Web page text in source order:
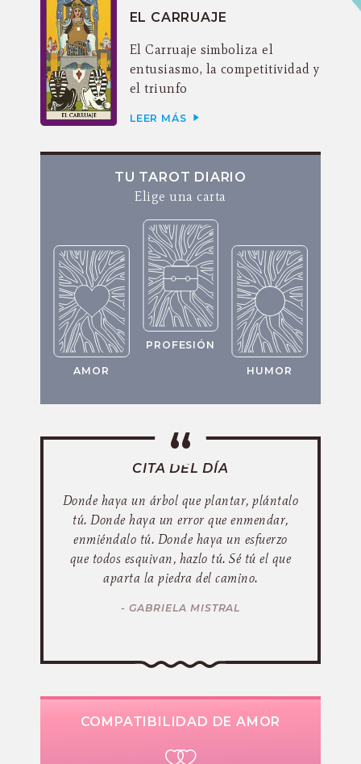
EL CARRUAJE
El Carruaje simboliza el
entusiasmo, la competitividad y
el triunfo
LEER MÁS
TU TAROT DIARIO
Elige una carta
AMOR
PROFESIÓN
HUMOR
CITA DEL DÍA
Donde haya un árbol que plantar, plántalo
tú. Donde haya un error que enmendar,
enmiéndalo tú. Donde haya un esfuerzo
que todos esquivan, hazlo tú. Sé tú el que
aparta la piedra del camino.
- GABRIELA MISTRAL
COMPATIBILIDAD DE AMOR